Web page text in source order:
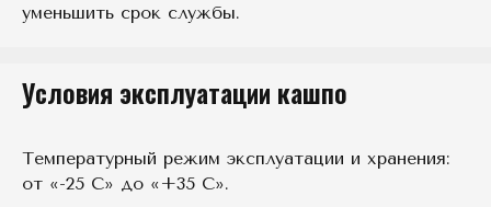
уменьшить срок службы.
Условия эксплуатации кашпо
Температурный режим эксплуатации и хранения:
от «-25 С» до «+35 С».